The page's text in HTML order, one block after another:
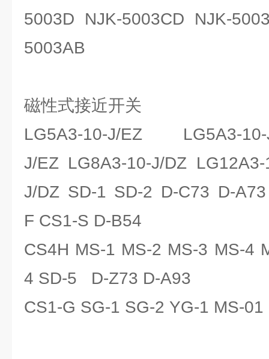
5003D NJK-5003CD NJK-
5003AB
磁性式接近开关
LG5A3-10-J/EZ LG5A3-
J/EZ LG8A3-10-J/DZ
J/DZ SD-1 SD-2 D-C73 D-
F CS1-S D-B54
CS4H MS-1 MS-2 MS-3 MS-4
4 SD-5 D-Z73 D-A93
CS1-G SG-1 SG-2 YG-1 MS-